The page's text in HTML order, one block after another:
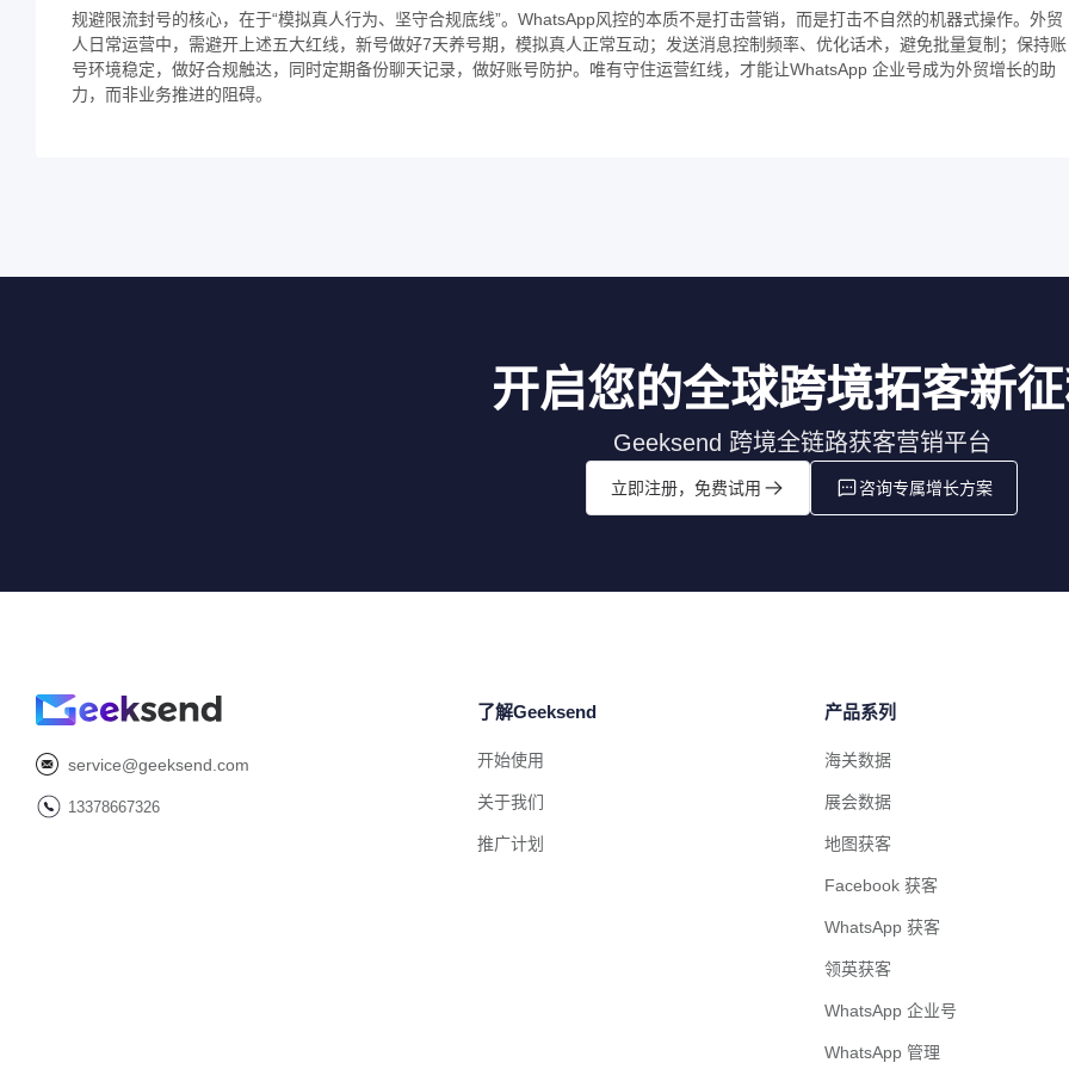
规避限流封号的核心，在于“模拟真人行为、坚守合规底线”。WhatsApp风控的本质不是打击营销，而是打击不自然的机器式操作。外贸
人日常运营中，需避开上述五大红线，新号做好7天养号期，模拟真人正常互动；发送消息控制频率、优化话术，避免批量复制；保持账
号环境稳定，做好合规触达，同时定期备份聊天记录，做好账号防护。唯有守住运营红线，才能让WhatsApp 企业号成为外贸增长的助
力，而非业务推进的阻碍。
开启您的全球跨境拓客新
Geeksend 跨境全链路获客营销平台
立即注册，免费试用 咨询专属增长方案
service@geeksend.com
13378667326
了解Geeksend
开始使用
关于我们
推广计划
产品系列
海关数据
展会数据
地图获客
Facebook 获客
WhatsApp 获客
领英获客
WhatsApp 企业号
WhatsApp 管理